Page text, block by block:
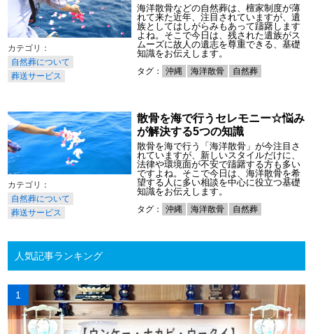
自然葬について
葬送サービス
海洋散骨などの自然葬は、檀家制度が薄
れて来た近年、注目されていますが、遺
族としてはしがらみもあって躊躇します
よね。そこで今日は、残された遺族がス
ムーズに故人の遺志を尊重できる、基礎
知識をお伝えします。
タグ： 沖縄 海洋散骨 自然葬
自然葬について
葬送サービス
散骨を海で行うセレモニー☆悩み
が解決する5つの知識
散骨を海で行う「海洋散骨」が今注目さ
れていますが、新しいスタイルだけに、
法律や環境面が不安で躊躇する方も多い
ですよね。そこで今日は、海洋散骨を希
望する人に多い相談を中心に役立つ基礎
知識をお伝えします。
タグ： 沖縄 海洋散骨 自然葬
人気記事ランキング